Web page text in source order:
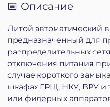
Описание
Литой автоматический
предназначенный для
распределительных
отключения питания
случае короткого
шкафах ГРЩ, НКУ, ВРУ и
или фидерных